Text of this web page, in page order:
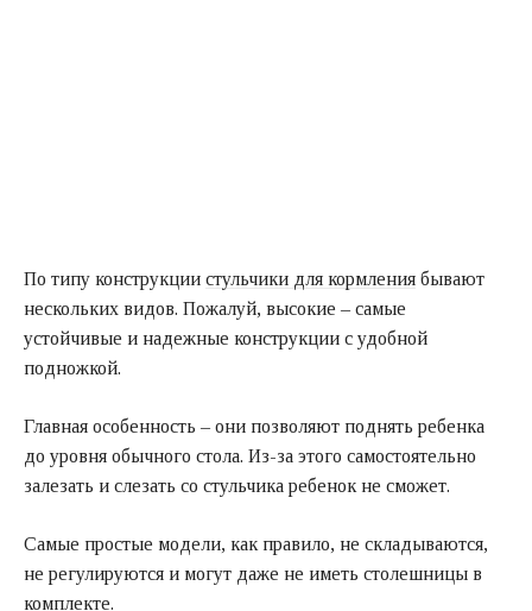
По типу конструкции стульчики для кормления бывают
нескольких видов. Пожалуй, высокие – самые
устойчивые и надежные конструкции с удобной
подножкой.
Главная особенность – они позволяют поднять ребенка
до уровня обычного стола. Из-за этого самостоятельно
залезать и слезать со стульчика ребенок не сможет.
Самые простые модели, как правило, не складываются,
не регулируются и могут даже не иметь столешницы в
комплекте.